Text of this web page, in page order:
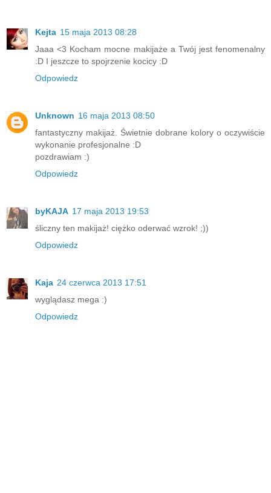
Kejta 15 maja 2013 08:28
Jaaa <3 Kocham mocne makijaże a Twój jest fenomenalny
:D I jeszcze to spojrzenie kocicy :D
Odpowiedz
Unknown 16 maja 2013 08:50
fantastyczny makijaż. Świetnie dobrane kolory o oczywiście
wykonanie profesjonalne :D
pozdrawiam :)
Odpowiedz
byKAJA 17 maja 2013 19:53
śliczny ten makijaż! ciężko oderwać wzrok! ;))
Odpowiedz
Kaja 24 czerwca 2013 17:51
wyglądasz mega :)
Odpowiedz